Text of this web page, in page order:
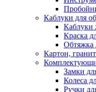
Каблуки для
Каблуки
Краска
Обтяжка
Картон,
Замки
Колеса
Ручки